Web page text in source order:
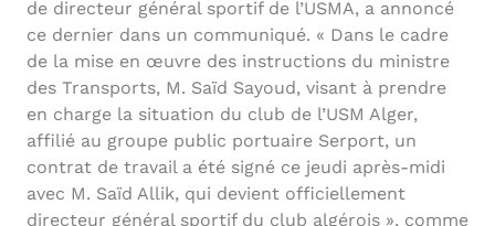
de directeur général sportif de l’USMA, a annoncé
ce dernier dans un communiqué. « Dans le cadre
de la mise en œuvre des instructions du ministre
des Transports, M. Saïd Sayoud, visant à prendre
en charge la situation du club de l’USM Alger,
affilié au groupe public portuaire Serport, un
contrat de travail a été signé ce jeudi après-midi
avec M. Saïd Allik, qui devient officiellement
directeur général sportif du club algérois », comme